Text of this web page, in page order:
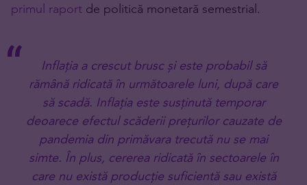
primul raport de politică monetară semestrial.
Inflația a crescut brusc și este probabil să
rămână ridicată în următoarele luni, după care
să scadă. Inflația este susținută temporar
deoarece efectul scăderii prețurilor cauzate de
pandemia din primăvara trecută nu se mai
simte. În plus, cererea ridicată în sectoarele în
care nu există producție suficientă sau există